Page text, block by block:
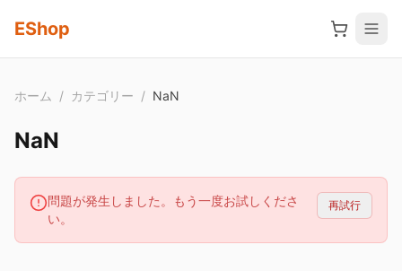
EShop
ホーム / カテゴリー / NaN
NaN
問題が発生しました。もう一度お試しくださ
い。
再試行